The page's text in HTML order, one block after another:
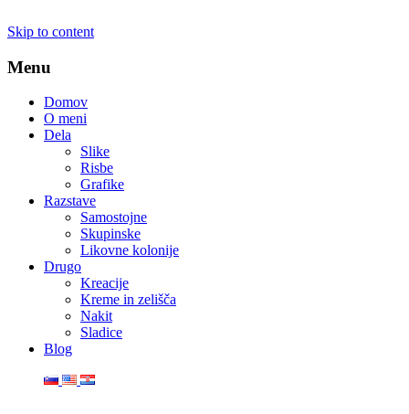
Skip to content
Menu
Domov
O meni
Dela
Slike
Risbe
Grafike
Razstave
Samostojne
Skupinske
Likovne kolonije
Drugo
Kreacije
Kreme in zelišča
Nakit
Sladice
Blog